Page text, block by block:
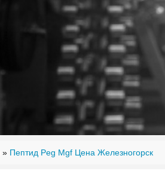
» Пептид Peg Mgf Цена Железногорск